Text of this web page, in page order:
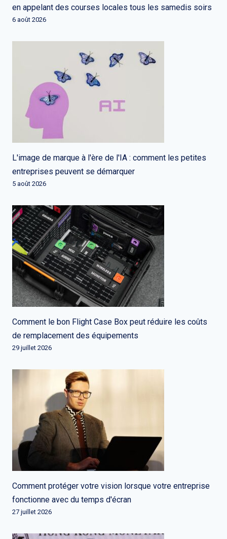
en appelant des courses locales tous les samedis soirs
6 août 2026
L'image de marque à l'ère de l'IA : comment les petites
entreprises peuvent se démarquer
5 août 2026
Comment le bon Flight Case Box peut réduire les coûts
de remplacement des équipements
29 juillet 2026
Comment protéger votre vision lorsque votre entreprise
fonctionne avec du temps d'écran
27 juillet 2026